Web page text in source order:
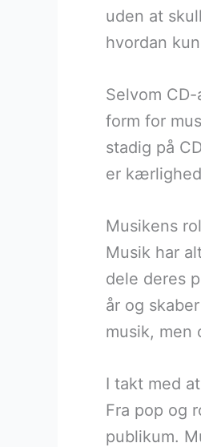
uden at
hvordan
Selvom
form for
stadig på
er
Musikens
Musik har
dele deres
år og
musik, men
I takt med
Fra pop og
publikum.